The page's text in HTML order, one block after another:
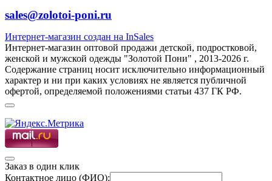
sales@zolotoi-poni.ru
Интернет-магазин создан на InSales
Интернет-магазин оптовой продажи детской, подростковой,
женской и мужской одежды "Золотой Пони" , 2013-2026 г.
Содержание страниц носит исключительно информационный
характер и ни при каких условиях не является публичной
офертой, определяемой положениями статьи 437 ГК РФ.
Заказ в один клик
Контактное лицо (ФИО):